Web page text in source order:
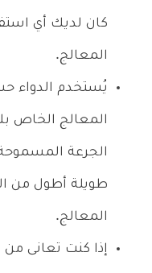
كان لديك أي
المعالج.
يُستخدم الدواء
المعالج الخاص
الجرعة
طويلة أطول من
المعالج.
إذا كنت تعانى